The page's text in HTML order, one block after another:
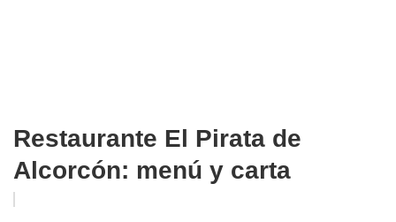
Restaurante El Pirata de
Alcorcón: menú y carta